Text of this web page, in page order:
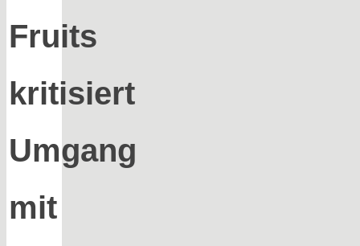
Fruits
kritisiert
Umgang
mit